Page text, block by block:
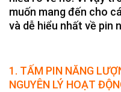
muốn mang đến cho
và dễ hiểu nhất về pin
1. TẤM PIN NĂNG
NGUYÊN LÝ HOẠT